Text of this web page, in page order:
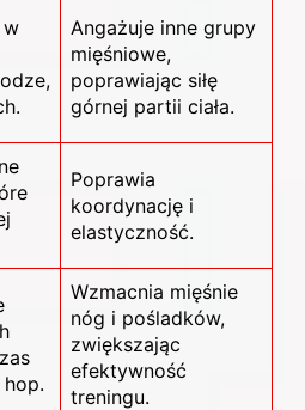
w
Angażuje inne grupy
mięśniowe,
poprawiając siłę
górnej partii ciała.
Poprawia
koordynację i
elastyczność.
Wzmacnia mięśnie
nóg i pośladków,
zwiększając
efektywność
treningu.